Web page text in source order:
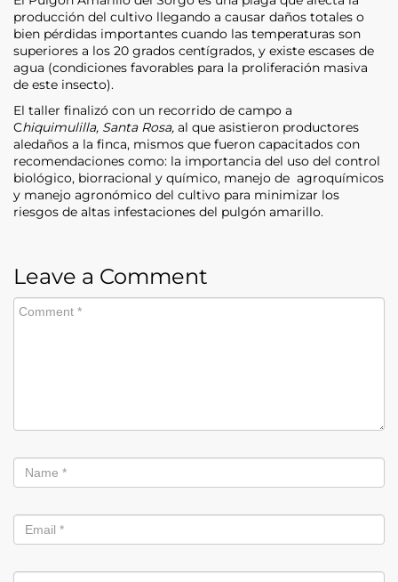
producción del cultivo llegando a causar daños totales o
bien pérdidas importantes cuando las temperaturas son
superiores a los 20 grados centígrados, y existe escases de
agua (condiciones favorables para la proliferación masiva
de este insecto).
El taller finalizó con un recorrido de campo a
Chiquimulilla, Santa Rosa, al que asistieron productores
aledaños a la finca, mismos que fueron capacitados con
recomendaciones como: la importancia del uso del control
biológico, biorracional y químico, manejo de agroquímicos
y manejo agronómico del cultivo para minimizar los
riesgos de altas infestaciones del pulgón amarillo.
Leave a Comment